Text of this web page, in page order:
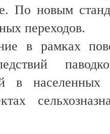
По новым
переходов.
в рамках
в